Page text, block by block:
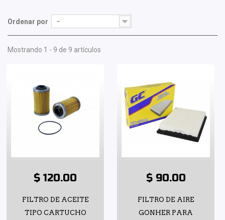
Ordenar por --
Mostrando 1 - 9 de 9 artículos
$ 120.00
FILTRO DE ACEITE
TIPO CARTUCHO
$ 90.00
FILTRO DE AIRE
GONHER PARA